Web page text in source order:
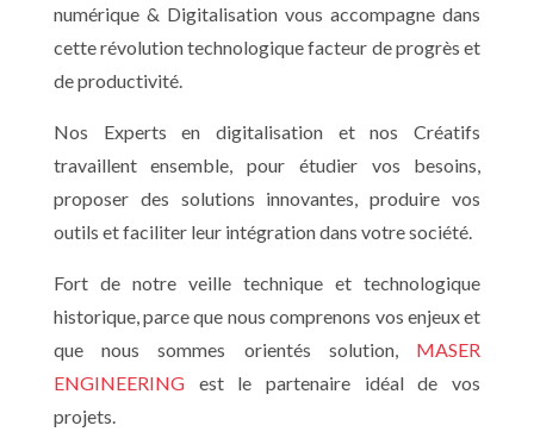
numérique & Digitalisation vous accompagne dans
cette révolution technologique facteur de progrès et
de productivité.
Nos Experts en digitalisation et nos Créatifs
travaillent ensemble, pour étudier vos besoins,
proposer des solutions innovantes, produire vos
outils et faciliter leur intégration dans votre société.
Fort de notre veille technique et technologique
historique, parce que nous comprenons vos enjeux et
que nous sommes orientés solution, MASER
ENGINEERINGest le partenaire idéal de vos
projets.